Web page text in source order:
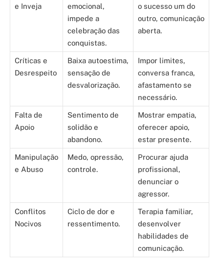
e Inveja
emocional,
impede a
celebração das
conquistas.
o sucesso um do
outro, comunicação
aberta.
Críticas e
Desrespeito
Baixa autoestima,
sensação de
desvalorização.
Impor limites,
conversa franca,
afastamento se
necessário.
Falta de
Apoio
Sentimento de
solidão e
abandono.
Mostrar empatia,
oferecer apoio,
estar presente.
Manipulação
e Abuso
Medo, opressão,
controle.
Procurar ajuda
profissional,
denunciar o
agressor.
Conflitos
Nocivos
Ciclo de dor e
ressentimento.
Terapia familiar,
desenvolver
habilidades de
comunicação.